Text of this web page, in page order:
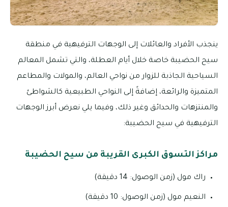
ينجذب الأفراد والعائلات إلى الوجهات الترفيهية في منطقة
سيح الحضيبة خاصة خلال أيام العطلة، والتي تشمل المعالم
السياحية الجاذبة للزوار من نواحي العالم، والمولات والمطاعم
المتميزة والرائعة، إضافةً إلى النواحي الطبيعية كالشواطئ
والمنتزهات والحدائق وغير ذلك، وفيما يلي نعرض أبرز الوجهات
الترفيهية في سيح الحضيبة:
مراكز التسوق الكبرى القريبة من سيح الحضيبة
راك مول (زمن الوصول: 14 دقيقة)
النعيم مول (زمن الوصول: 10 دقيقة)